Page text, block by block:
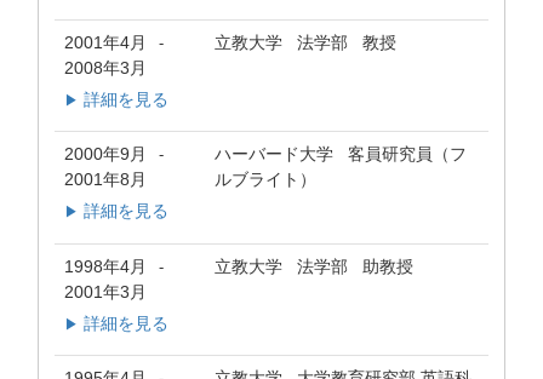
2001年4月 -
2008年3月
立教大学 法学部 教授
▶ 詳細を見る
2000年9月 -
2001年8月
ハーバード大学 客員研究員（フ
ルブライト）
▶ 詳細を見る
1998年4月 -
2001年3月
立教大学 法学部 助教授
▶ 詳細を見る